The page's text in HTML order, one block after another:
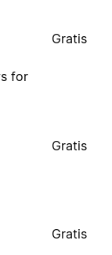
for
Gratis
Gratis
Gratis